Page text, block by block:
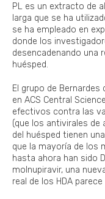
PL es un extracto de
larga que se ha
se ha empleado en
donde los
desencadenando una
huésped.
El grupo de
en ACS Central
efectivos contra las
(que los antivirales de
del huésped tienen
que la mayoría de los
hasta ahora han sido
molnupiravir, una
real de los HDA